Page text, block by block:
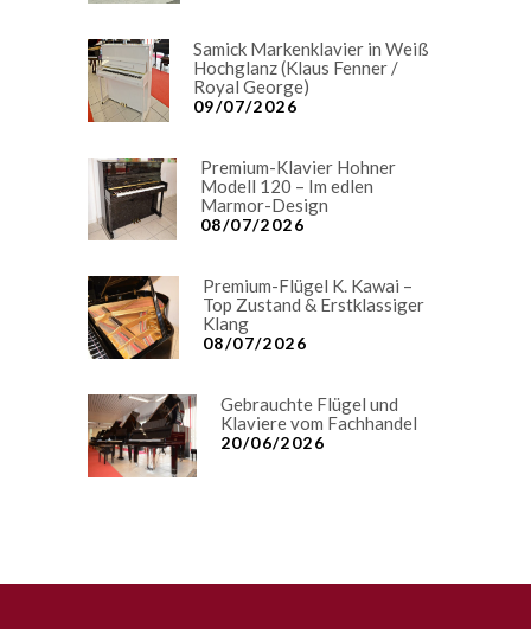
Samick Markenklavier in Weiß
Hochglanz (Klaus Fenner /
Royal George)
09/07/2026
Premium-Klavier Hohner
Modell 120 – Im edlen
Marmor-Design
08/07/2026
Premium-Flügel K. Kawai –
Top Zustand & Erstklassiger
Klang
08/07/2026
Gebrauchte Flügel und
Klaviere vom Fachhandel
20/06/2026